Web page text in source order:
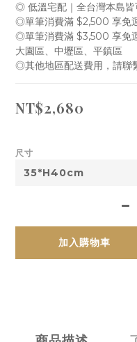
◎ 低溫宅配｜全台灣本島皆
◎單筆消費滿 $2,500 享免
◎單筆消費滿 $3,500 享免
大園區、中壢區、平鎮區
◎其他地區配送費用，請聯
NT$2,680
尺寸
加入購物車